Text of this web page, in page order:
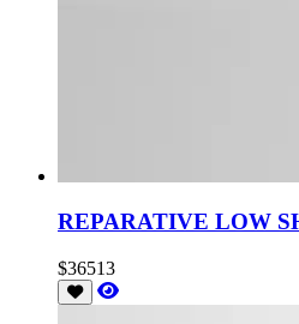
REPARATIVE LOW
$36513